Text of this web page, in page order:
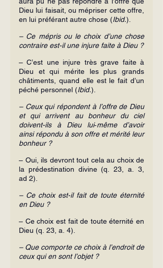
Dieu lui faisait, ou mépriser cette offre,
en lui préférant autre chose (Ibid.).
– Ce mépris ou le choix d’une chose
contraire est-il une injure faite à Dieu ?
– C’est une injure très grave faite à
Dieu et qui mérite les plus grands
châtiments, quand elle est le fait d’un
péché personnel (Ibid.).
– Ceux qui répondent à l’offre de Dieu
et qui arrivent au bonheur du ciel
doivent-ils à Dieu lui‑même d’avoir
ainsi répondu à son offre et mérité leur
bonheur ?
– Oui, ils devront tout cela au choix de
la prédestination divine (q. 23, a. 3,
ad 2).
– Ce choix est-il fait de toute éternité
en Dieu ?
– Ce choix est fait de toute éternité en
Dieu (q. 23, a. 4).
– Que comporte ce choix à l’endroit de
ceux qui en sont l’objet ?